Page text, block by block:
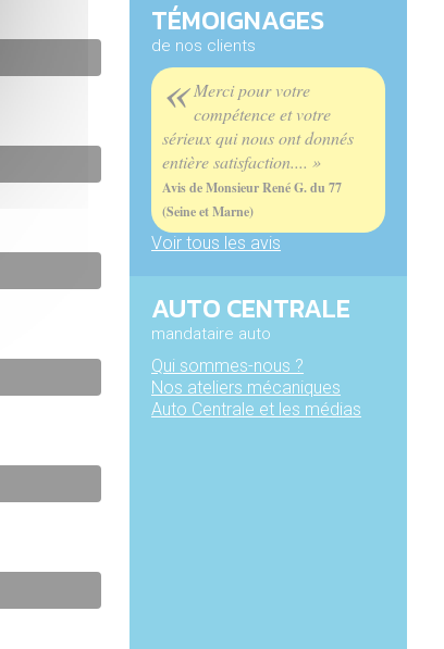
TÉMOIGNAGES
de nos clients
« Merci pour votre
compétence et votre
sérieux qui nous ont donnés
entière satisfaction.... »
Avis de Monsieur René G. du 77
(Seine et Marne)
Voir tous les avis
AUTO CENTRALE
mandataire auto
Qui sommes-nous ?
Nos ateliers mécaniques
Auto Centrale et les médias